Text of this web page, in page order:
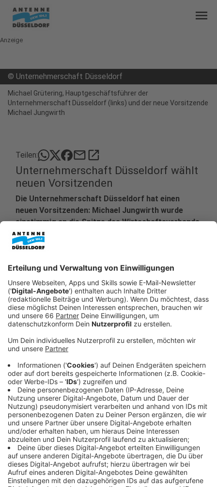
menu
Anzeige
© Unternehmerschaft Düsseldorf
Michael Grütering, Hauptgeschäftsführer der
Unternehmerschaft Düsseldorf (links) und der neue Vorsitzende
Michael Jungwirth
Teilen: mailopen_in_new
Unternehmerschaft Düsseldorf wählt
neuen Vorsitzenden
Die Unternehmerschaft Düsseldorf hat einen
neuen Vorsitzenden: Michael Jungwirth wurde
einstimmig an die Spitze des Wirtschaftsverbands
gewählt. Der 44-jährige
Telekommunikationsexperte und Director Public
Deutschland löst die Unternehmerin Jutta Zülow
ab, die zur Wiederwahl nicht zur Verfügung stand.
Veröffentlicht:Donnerstag, 20.02.2025 07:36
Anzeige
Freude über neue Aufgabe
Anzeige
Michael Jungwirth ist seit über 22 Jahren in der
Telekommunikationsbranche tätig und bringt
umfassende Erfahrung in den Bereichen Regulierung,
Politik und Unternehmensführung mit. Seit April 2020
ist er Mitglied der Geschäftsleitung von Vodafone
Deutschland. „Ich freue mich darauf, die Interessen
der Düsseldorfer Unternehmen zu vertreten und